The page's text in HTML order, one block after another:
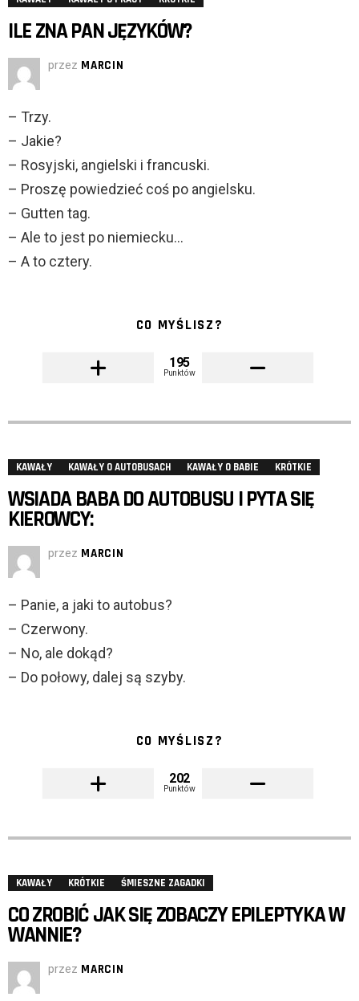
ILE ZNA PAN JĘZYKÓW?
przez MARCIN
– Trzy.
– Jakie?
– Rosyjski, angielski i francuski.
– Proszę powiedzieć coś po angielsku.
– Gutten tag.
– Ale to jest po niemiecku…
– A to cztery.
CO MYŚLISZ?
195
Punktów
KAWAŁY KAWAŁY O AUTOBUSACH KAWAŁY O BABIE KRÓTKIE
WSIADA BABA DO AUTOBUSU I PYTA SIĘ
KIEROWCY:
przez MARCIN
– Panie, a jaki to autobus?
– Czerwony.
– No, ale dokąd?
– Do połowy, dalej są szyby.
CO MYŚLISZ?
202
Punktów
KAWAŁY KRÓTKIE ŚMIESZNE ZAGADKI
CO ZROBIĆ JAK SIĘ ZOBACZY EPILEPTYKA W
WANNIE?
przez MARCIN